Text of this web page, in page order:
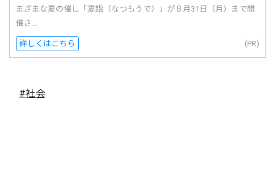
まざまな夏の催し「夏詣（なつもうで）」が８月31日（月）まで開
催さ...
詳しくはこちら (PR)
#社会